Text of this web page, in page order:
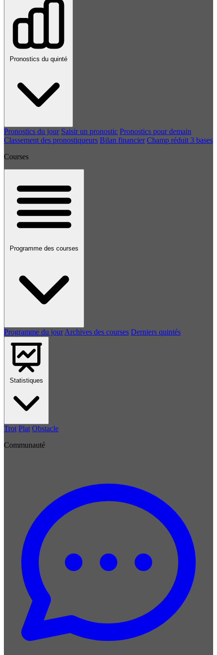
Pronostics du quinté
Pronostics du jour Saisir un pronostic Pronostics pour demain
Classement des pronostiqueurs Bilan financier Champ réduit 3 bases
Courses
Programme des courses
Programme du jour Archives des courses Derniers quintés
Statistiques
Trot Plat Obstacle
Communauté